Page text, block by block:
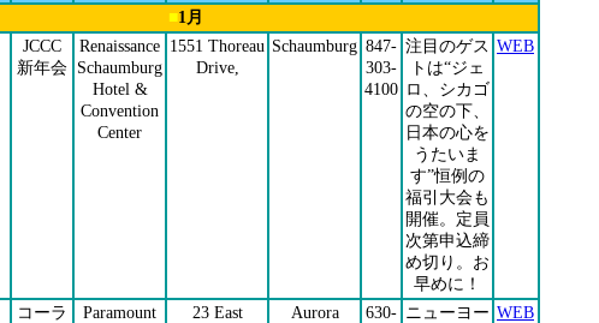
■1月
JCCC
新年会
Renaissance
Schaumburg
Hotel &
Convention
Center
1551 Thoreau
Drive,
Schaumburg 847-
303-
4100
注目のゲス
トは“ジェ
ロ、シカゴ
の空の下、
日本の心を
うたいま
す”恒例の
福引大会も
開催。定員
次第申込締
め切り。お
早めに！
WEB
コーラ
Paramount
23 East
Aurora
630- ニューヨー WEB